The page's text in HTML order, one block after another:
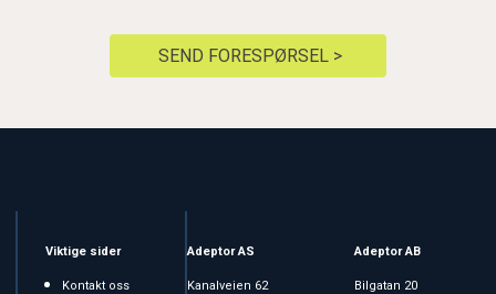
SEND FORESPØRSEL >
Viktige sider
Kontakt oss
Adeptor AS
Kanalveien 62
Adeptor AB
Bilgatan 20